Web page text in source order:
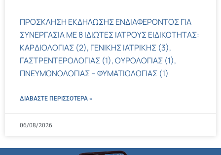
ΠΡΟΣΚΛΗΣΗ ΕΚΔΗΛΩΣΗΣ ΕΝΔΙΑΦΕΡΟΝΤΟΣ ΓΙΑ
ΣΥΝΕΡΓΑΣΙΑ ΜΕ 8 ΙΔΙΩΤΕΣ ΙΑΤΡΟΥΣ ΕΙΔΙΚΟΤΗΤΑΣ:
ΚΑΡΔΙΟΛΟΓΙΑΣ (2), ΓΕΝΙΚΗΣ ΙΑΤΡΙΚΗΣ (3),
ΓΑΣΤΡΕΝΤΕΡΟΛΟΓΙΑΣ (1), ΟΥΡΟΛΟΓΙΑΣ (1),
ΠΝΕΥΜΟΝΟΛΟΓΙΑΣ – ΦΥΜΑΤΙΟΛΟΓΙΑΣ (1)
ΔΙΑΒΑΣΤΕ ΠΕΡΙΣΣΌΤΕΡΑ »
06/08/2026